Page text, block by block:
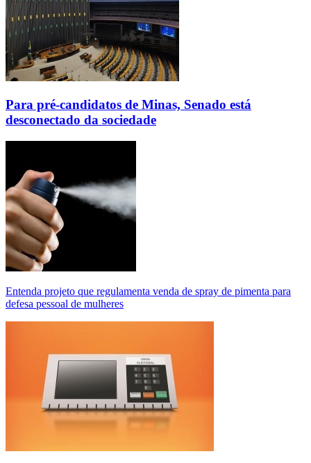
Para pré-candidatos de Minas, Senado está
desconectado da sociedade
Entenda projeto que regulamenta venda de spray de pimenta para
defesa pessoal de mulheres